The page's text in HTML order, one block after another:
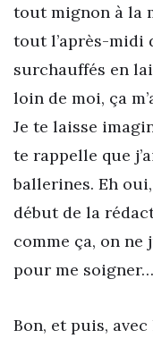
tout mignon à la
tout l’après-midi
surchauffés en
loin de moi, ça
Je te laisse
te rappelle que
ballerines. Eh
début de la
comme ça, on ne
pour me soigner…
Bon, et puis,